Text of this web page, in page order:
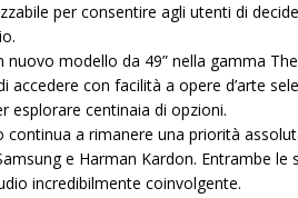
per consentire agli utenti di
nuovo modello da 49” nella gamma
accedere con facilità a opere d’arte
esplorare centinaia di opzioni.
continua a rimanere una priorità
e Harman Kardon. Entrambe
incredibilmente coinvolgente.